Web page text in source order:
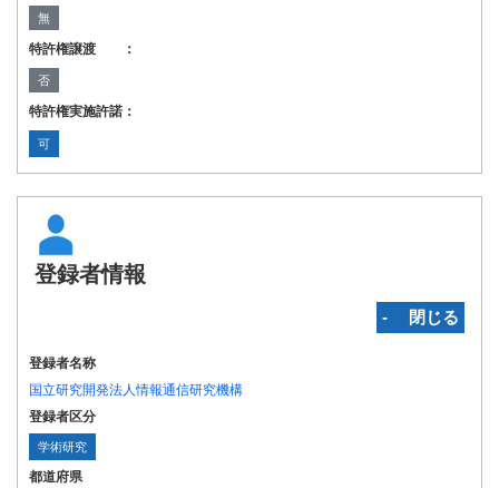
無
特許権譲渡 ：
否
特許権実施許諾：
可
登録者情報
‐ 閉じる
登録者名称
国立研究開発法人情報通信研究機構
登録者区分
学術研究
都道府県